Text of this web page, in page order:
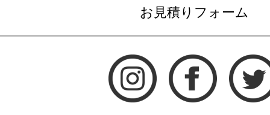
お見積りフォーム